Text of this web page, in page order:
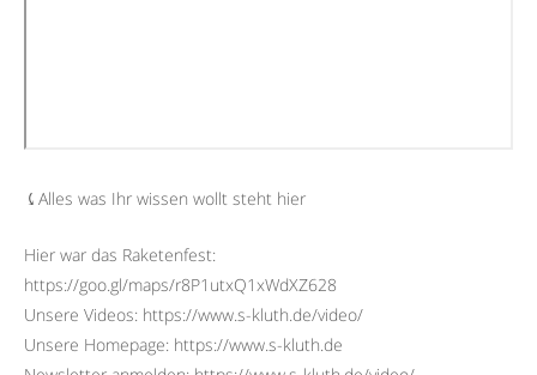
⤹Alles was Ihr wissen wollt steht hier
Hier war das Raketenfest:
https://goo.gl/maps/r8P1utxQ1xWdXZ628
Unsere Videos: https://www.s-kluth.de/video/
Unsere Homepage: https://www.s-kluth.de